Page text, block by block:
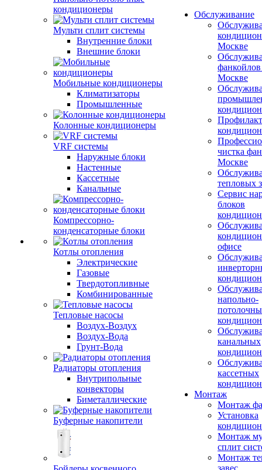
кондиционеры
Мульти сплит системы
Внутренние блоки
Внешние блоки
Мобильные кондиционеры
Климатизаторы
Промышленные
Колонные кондиционеры
VRF системы
Наружные блоки
Настенные
Кассетные
Канальные
Компрессорно-
конденсаторные блоки
Котлы отопления
Электрические
Газовые
Твердотопливные
Комбинированные
Тепловые насосы
Воздух-Воздух
Воздух-Вода
Грунт-Вода
Радиаторы отопления
Внутрипольные
конвекторы
Биметаллические
Буферные накопители
Обслуживание
Москве
Москве
чистка
Москве
тепловых
Сервис
блоков
офисе
напольно-
канальных
кассетных
Монтаж
Монтаж
Установка
Монтаж
сплит
Монтаж
завес